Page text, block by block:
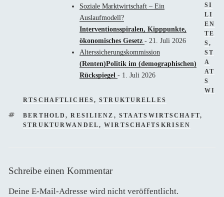
Soziale Marktwirtschaft – Ein
Auslaufmodell?
Interventionsspiralen, Kipppunkte,
ökonomisches Gesetz - 21. Juli 2026
Alterssicherungskommission
(Renten)Politik im (demographischen)
Rückspiegel - 1. Juli 2026
SI
LI
EN
TE
S,
ST
A
AT
S
WI
RTSCHAFTLICHES ,STRUKTURELLES
SCHLAGWÖRTER
BERTHOLD,RESILIENZ , STAATSWIRTSCHAFT,
STRUKTURWANDEL,WIRTSCHAFTSKRISEN
Schreibe einen Kommentar
Deine E-Mail-Adresse wird nicht veröffentlicht.